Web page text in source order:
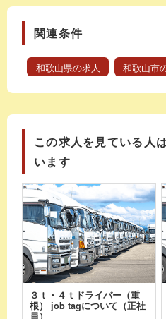
関連条件
和歌山県の求人 和歌山市
この求人を見ている人
います
３ｔ・４ｔドライバー（重
根） job tagについて（正社
員）